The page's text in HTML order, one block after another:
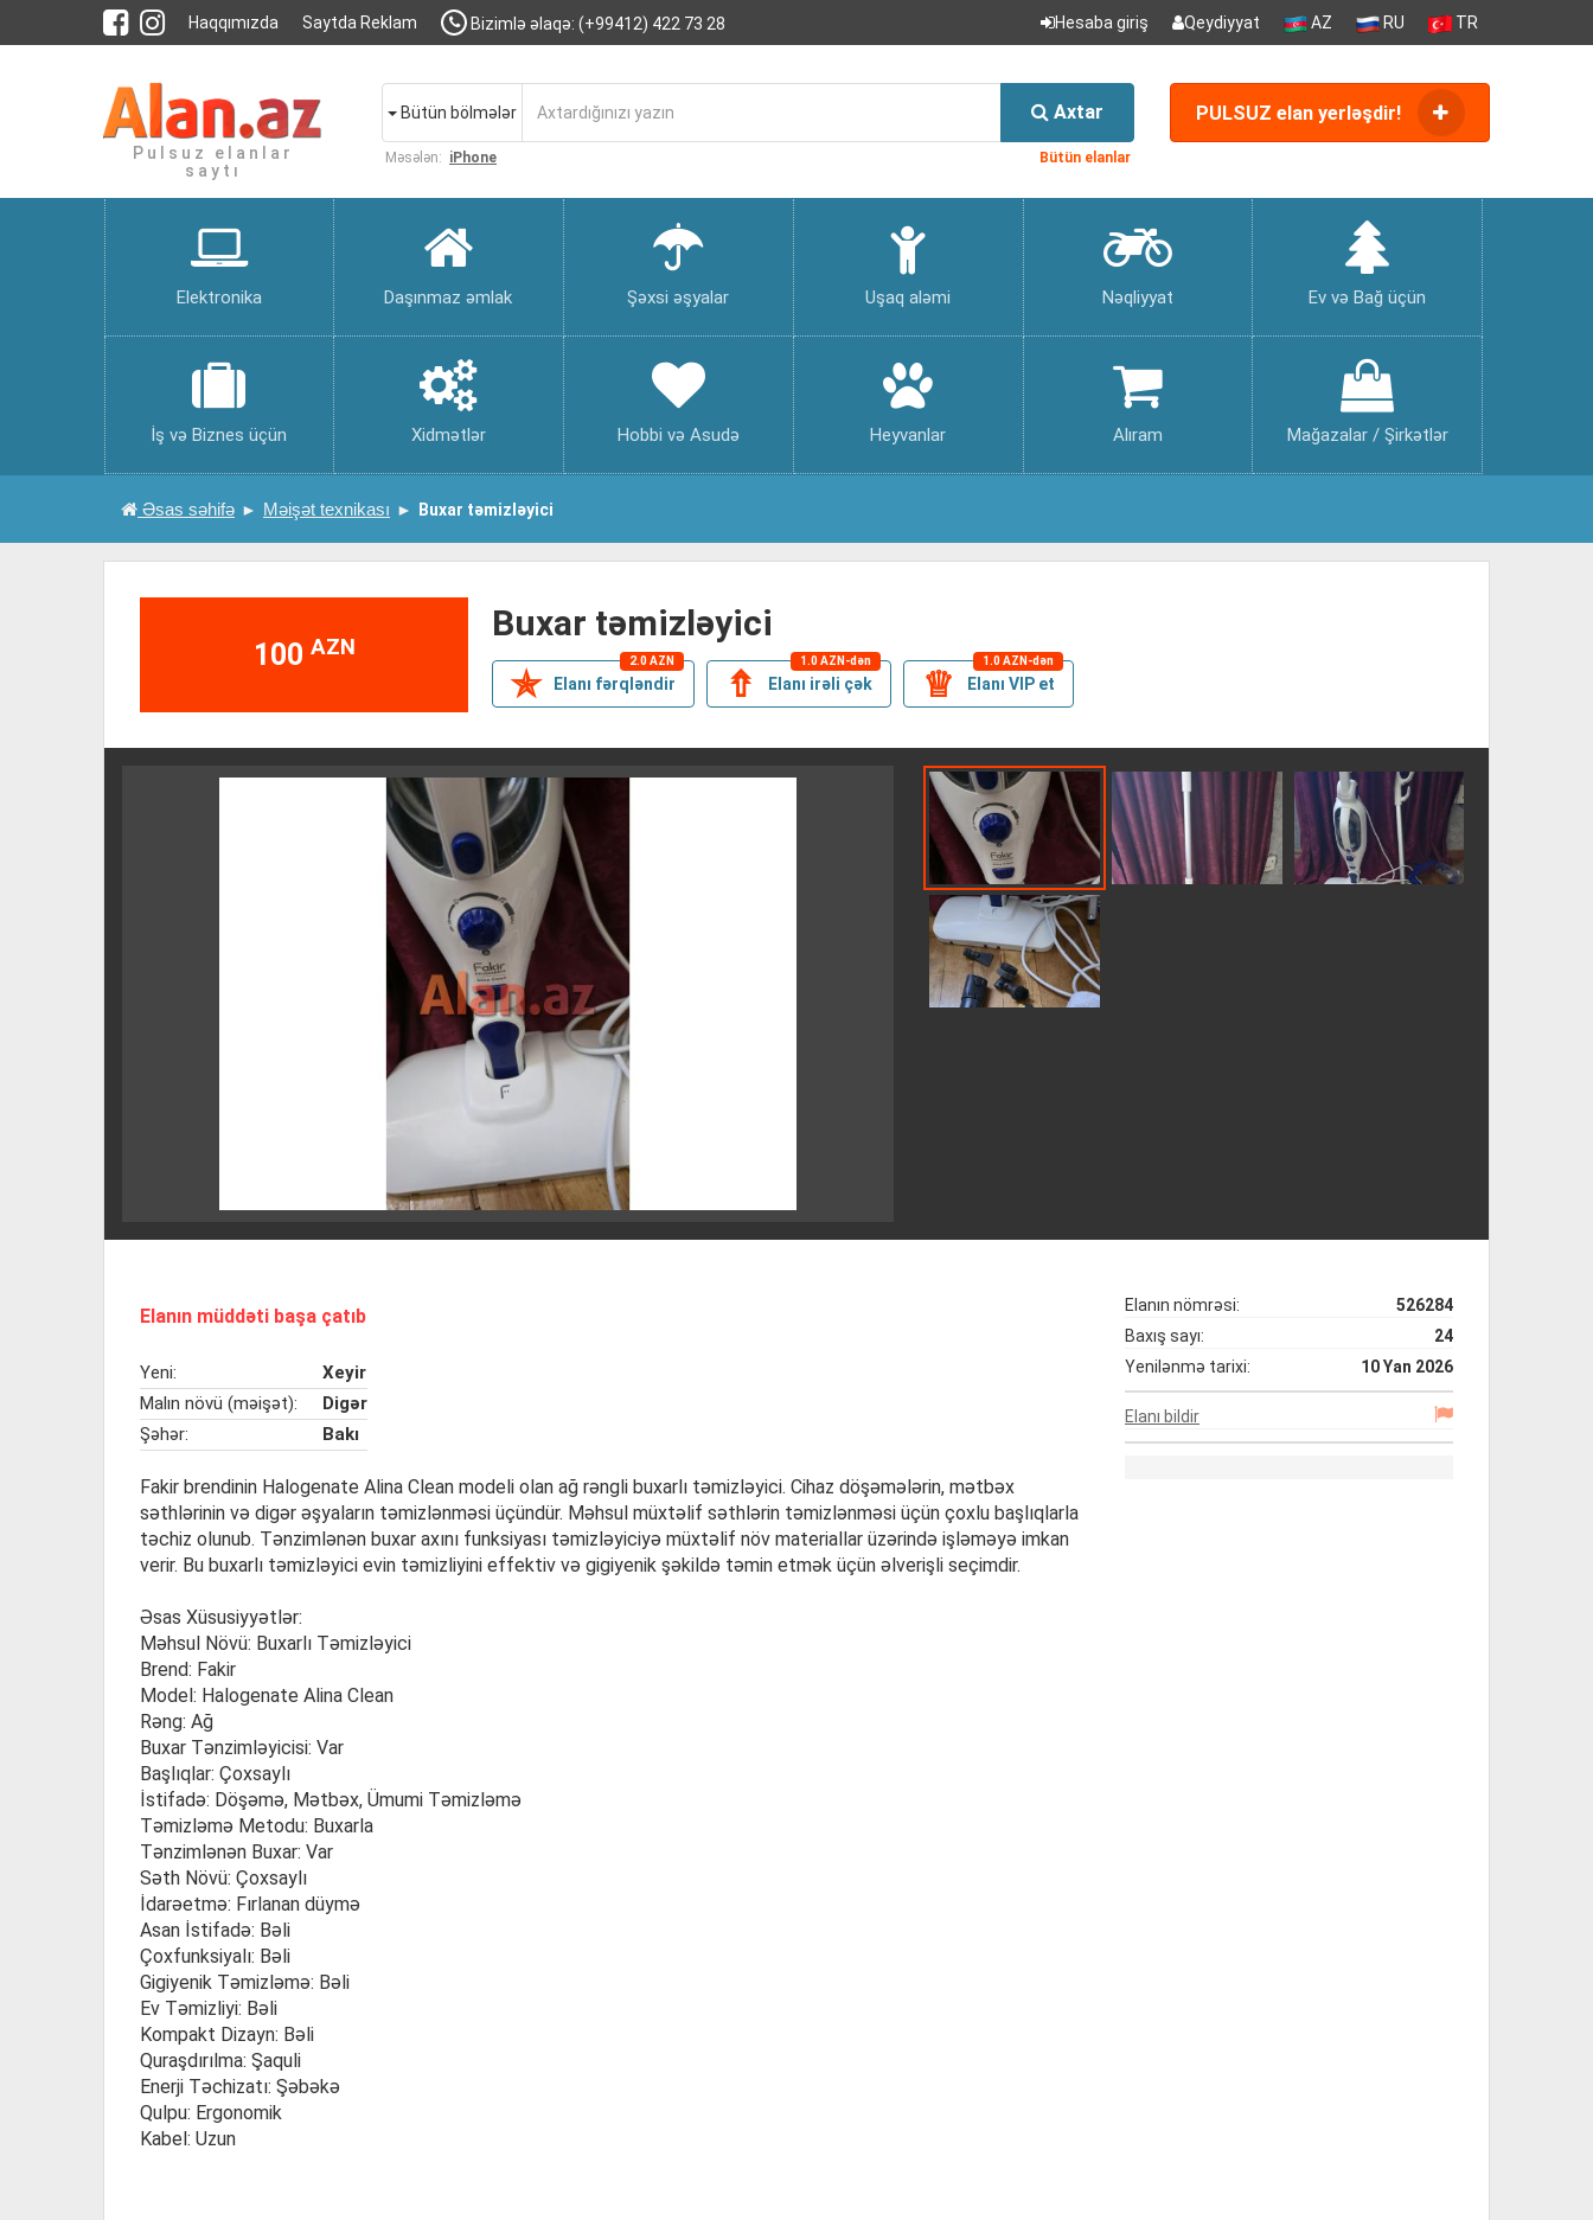
Haqqımızda Saytda Reklam Bizimlə əlaqə: (+99412) 422 73 28 Hesaba giriş Qeydiyyat AZ RU TR
Pulsuz elanlar
saytı
Bütün bölmələr Axtar
Məsələn: iPhone Bütün elanlar
PULSUZ elan yerləşdir!
Elektronika Daşınmaz əmlak Şəxsi əşyalar Uşaq aləmi Nəqliyyat Ev və Bağ üçün
İş və Biznes üçün Xidmətlər Hobbi və Asudə Heyvanlar Alıram Mağazalar / Şirkətlər
Əsas səhifə Məişət texnikası Buxar təmizləyici
100 AZN
buxar təmizləyici
✯
Elanı fərqləndir
2.0 AZN
⇮ Elanı irəli çək
1.0 AZN-dən
♕ Elanı VIP et
1.0 AZN-dən
Elanın müddəti başa çatıb
Yeni:
Xeyir
Malın növü (məişət):
Digər
Şəhər:
Bakı
Fakir brendinin Halogenate Alina Clean modeli olan ağ rəngli buxarlı təmizləyici. Cihaz döşəmələrin, mətbəx
səthlərinin və digər əşyaların təmizlənməsi üçündür. Məhsul müxtəlif səthlərin təmizlənməsi üçün çoxlu başlıqlarla
təchiz olunub. Tənzimlənən buxar axını funksiyası təmizləyiciyə müxtəlif növ materiallar üzərində işləməyə imkan
verir. Bu buxarlı təmizləyici evin təmizliyini effektiv və gigiyenik şəkildə təmin etmək üçün əlverişli seçimdir.
Əsas Xüsusiyyətlər:
Məhsul Növü: Buxarlı Təmizləyici
Brend: Fakir
Model: Halogenate Alina Clean
Rəng: Ağ
Buxar Tənzimləyicisi: Var
Başlıqlar: Çoxsaylı
İstifadə: Döşəmə, Mətbəx, Ümumi Təmizləmə
Təmizləmə Metodu: Buxarla
Tənzimlənən Buxar: Var
Səth Növü: Çoxsaylı
İdarəetmə: Fırlanan düymə
Asan İstifadə: Bəli
Çoxfunksiyalı: Bəli
Gigiyenik Təmizləmə: Bəli
Ev Təmizliyi: Bəli
Kompakt Dizayn: Bəli
Quraşdırılma: Şaquli
Enerji Təchizatı: Şəbəkə
Qulpu: Ergonomik
Kabel: Uzun
Elanın nömrəsi:
526284
Baxış sayı:
24
Yenilənmə tarixi:
10 Yan 2026
Elanı bildir